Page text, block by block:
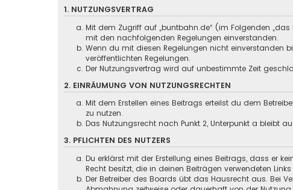
1. NUTZUNGSVERTRAG
Mit dem Zugriff auf „buntbahn.de“ (im Folgenden
mit den nachfolgenden Regelungen einverstanden.
Wenn du mit diesen Regelungen nicht einverstanden
veröffentlichten Regelungen.
Der Nutzungsvertrag wird auf unbestimmte Zeit
2. EINRÄUMUNG VON NUTZUNGSRECHTEN
Mit dem Erstellen eines Beitrags erteilst du dem
zu nutzen.
Das Nutzungsrecht nach Punkt 2, Unterpunkt a bleibt
3. PFLICHTEN DES NUTZERS
Du erklärst mit der Erstellung eines Beitrags, dass er
Recht besitzt, die in deinen Beiträgen verwendeten
Der Betreiber des Boards übt das Hausrecht aus. Bei